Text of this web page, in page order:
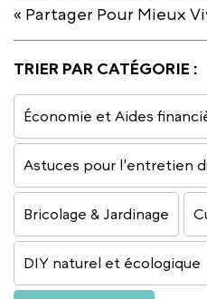
« Partager Pour Mieux
TRIER PAR CATÉGORIE :
Économie et Aides
Astuces pour l'entretien
Bricolage & Jardinage
DIY naturel et écologique